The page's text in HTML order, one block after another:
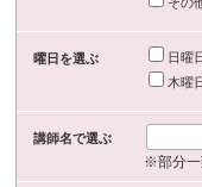
曜日を選ぶ 日曜
木曜
講師名で選ぶ
※部分一